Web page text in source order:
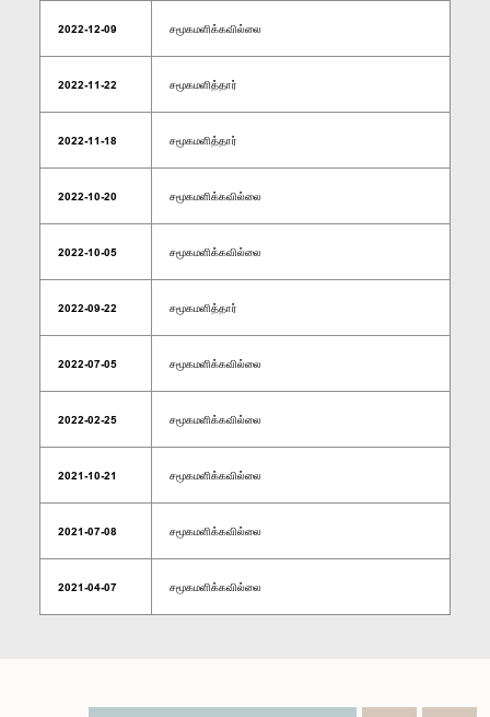
2022-12-09 சமூகமளிக்கவில்லை
2022-11-22 சமூகமளித்தார்
2022-11-18 சமூகமளித்தார்
2022-10-20 சமூகமளிக்கவில்லை
2022-10-05 சமூகமளிக்கவில்லை
2022-09-22 சமூகமளித்தார்
2022-07-05 சமூகமளிக்கவில்லை
2022-02-25 சமூகமளிக்கவில்லை
2021-10-21 சமூகமளிக்கவில்லை
2021-07-08 சமூகமளிக்கவில்லை
2021-04-07 சமூகமளிக்கவில்லை